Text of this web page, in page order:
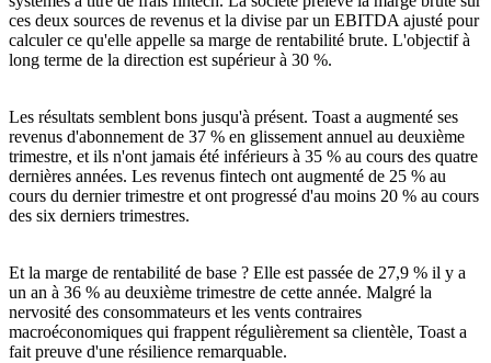
ces deux sources de revenus et la divise par un EBITDA ajusté pour
calculer ce qu'elle appelle sa marge de rentabilité brute. L'objectif à
long terme de la direction est supérieur à 30 %.
Les résultats semblent bons jusqu'à présent. Toast a augmenté ses
revenus d'abonnement de 37 % en glissement annuel au deuxième
trimestre, et ils n'ont jamais été inférieurs à 35 % au cours des quatre
dernières années. Les revenus fintech ont augmenté de 25 % au
cours du dernier trimestre et ont progressé d'au moins 20 % au cours
des six derniers trimestres.
Et la marge de rentabilité de base ? Elle est passée de 27,9 % il y a
un an à 36 % au deuxième trimestre de cette année. Malgré la
nervosité des consommateurs et les vents contraires
macroéconomiques qui frappent régulièrement sa clientèle, Toast a
fait preuve d'une résilience remarquable.